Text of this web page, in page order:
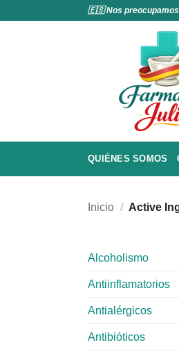
🇪🇸 Nos
QUIÉNES SOMOS
Inicio / Active
Alcoholismo
Antiinflamatorios
Antialérgicos
Antibióticos